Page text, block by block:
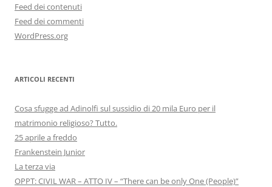
Feed dei contenuti
Feed dei commenti
WordPress.org
ARTICOLI RECENTI
Cosa sfugge ad Adinolfi sul sussidio di 20 mila Euro per il
matrimonio religioso? Tutto.
25 aprile a freddo
Frankenstein Junior
La terza via
OPPT: CIVIL WAR – ATTO IV – “There can be only One (People)”